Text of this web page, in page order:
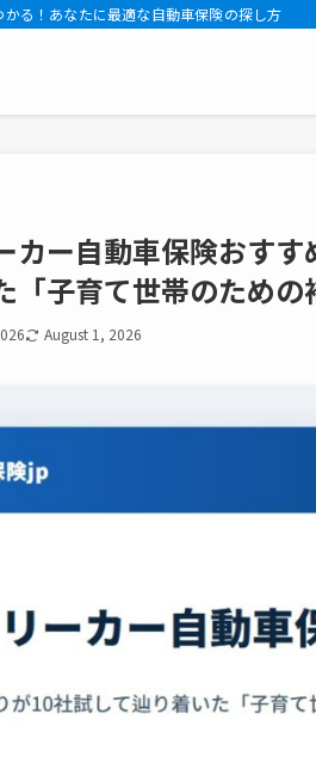
る！あなたに最適な自動車保険の探し方
カー自動車保険おす
「子育て世帯のための
August 1, 2026